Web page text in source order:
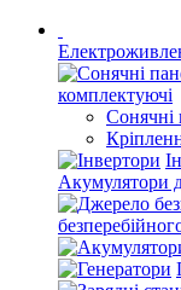
комплектуючі
Сонячні
Акумулятори